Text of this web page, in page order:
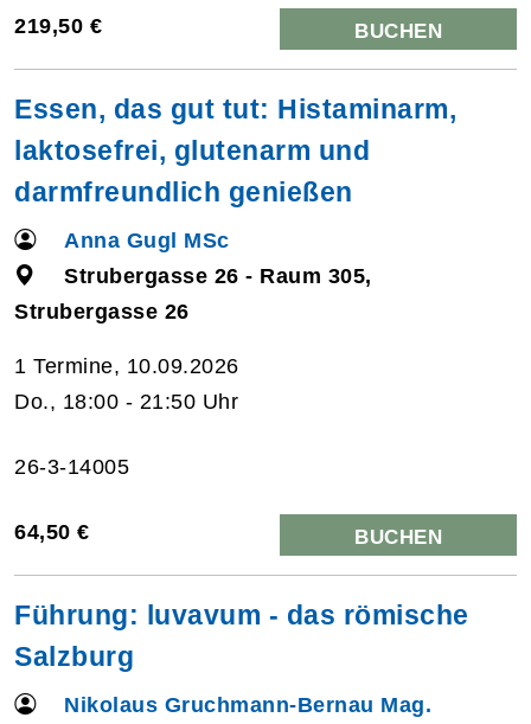
219,50 € BUCHEN
Essen, das gut tut: Histaminarm,
laktosefrei, glutenarm und
darmfreundlich genießen
Anna Gugl MSc
Strubergasse 26 - Raum 305,
Strubergasse 26
1 Termine, 10.09.2026
Do., 18:00 - 21:50 Uhr
26-3-14005
64,50 € BUCHEN
Führung: luvavum - das römische
Salzburg
Nikolaus Gruchmann-Bernau Mag.